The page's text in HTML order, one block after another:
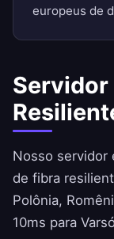
europeus de
Servidor
Nosso servidor
de fibra
Polônia,
10ms para